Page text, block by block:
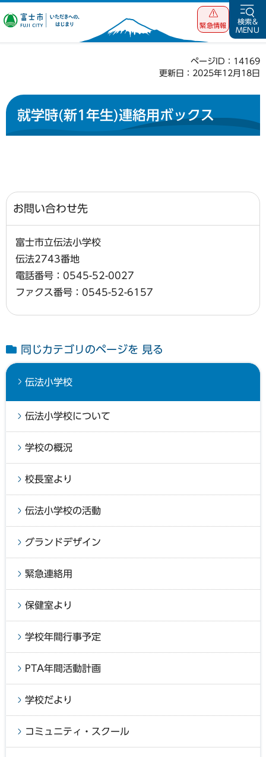
富士市 いただ
緊急情報
検索&
MENU
ページID：14169
更新日：2025年12月18日
就学時(新1年生)連絡用ボックス
お問い合わせ先
富士市立伝法小学校
伝法2743番地
電話番号：0545-52-0027
ファクス番号：0545-52-6157
同じカテゴリのページを 見る
伝法小学校
伝法小学校について
学校の概況
校長室より
伝法小学校の活動
グランドデザイン
緊急連絡用
保健室より
学校年間行事予定
PTA年間活動計画
学校だより
コミュニティ・スクール